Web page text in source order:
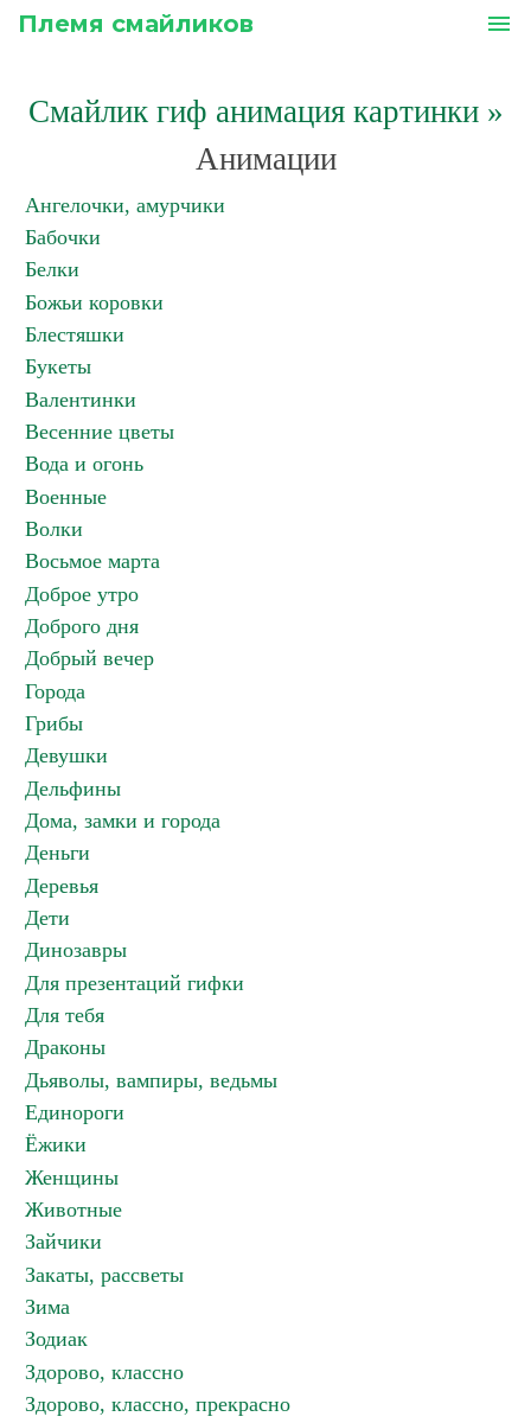
Племя смайликов menu
Смайлик гиф анимация картинки»
Анимации
Ангелочки, амурчики
Бабочки
Белки
Божьи коровки
Блестяшки
Букеты
Валентинки
Весенние цветы
Вода и огонь
Военные
Волки
Восьмое марта
Доброе утро
Доброго дня
Добрый вечер
Города
Грибы
Девушки
Дельфины
Дома, замки и города
Деньги
Деревья
Дети
Динозавры
Для презентаций гифки
Для тебя
Драконы
Дьяволы, вампиры, ведьмы
Единороги
Ёжики
Женщины
Животные
Зайчики
Закаты, рассветы
Зима
Зодиак
Здорово, классно
Здорово, классно, прекрасно